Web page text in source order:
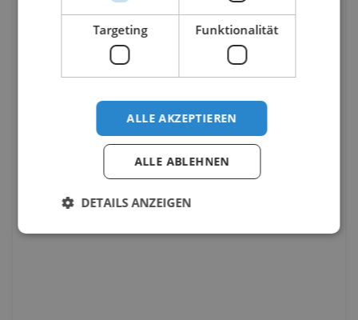
Targeting Funktionalität
ALLE AKZEPTIEREN
ALLE ABLEHNEN
DETAILS ANZEIGEN